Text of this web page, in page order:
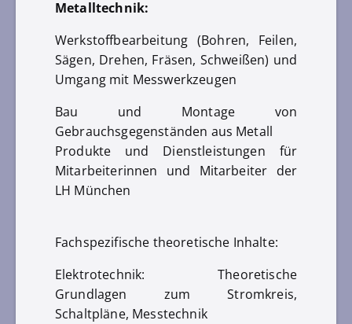
Metalltechnik:
Werkstoffbearbeitung (Bohren, Feilen,
Sägen, Drehen, Fräsen, Schweißen) und
Umgang mit Messwerkzeugen
Bau und Montage von
Gebrauchsgegenständen aus Metall
Produkte und Dienstleistungen für
Mitarbeiterinnen und Mitarbeiter der
LH München
Fachspezifische theoretische Inhalte:
Elektrotechnik: Theoretische
Grundlagen zum Stromkreis,
Schaltpläne, Messtechnik